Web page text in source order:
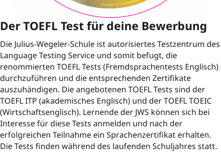
Der TOEFL Test für deine Bewerbung
Die Julius-Wegeler-Schule ist autorisiertes Testzentrum des
Language Testing Service und somit befugt, die
renommierten TOEFL Tests (Fremdsprachentests Englisch)
durchzuführen und die entsprechenden Zertifikate
auszuhändigen. Die angebotenen TOEFL Tests sind der
TOEFL ITP (akademisches Englisch) und der TOEFL TOEIC
(Wirtschaftsenglisch). Lernende der JWS können sich bei
Interesse für diese Tests anmelden und nach der
erfolgreichen Teilnahme ein Sprachenzertifikat erhalten.
Die Tests finden während des laufenden Schuljahres statt.